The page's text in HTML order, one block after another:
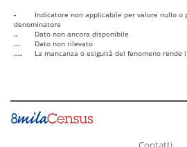
-
Indicatore non applicabile per valore nullo o
denominatore
..
Dato non ancora disponibile
...
Dato non rilevato
....
La mancanza o esiguità del fenomeno rende